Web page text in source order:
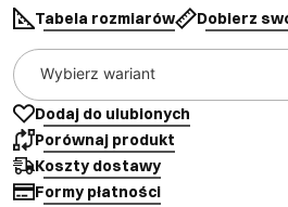
Tabela rozmiarów Dobierz
Wybierz wariant
Dodaj do ulubionych
Porównaj produkt
Koszty dostawy
Formy płatności